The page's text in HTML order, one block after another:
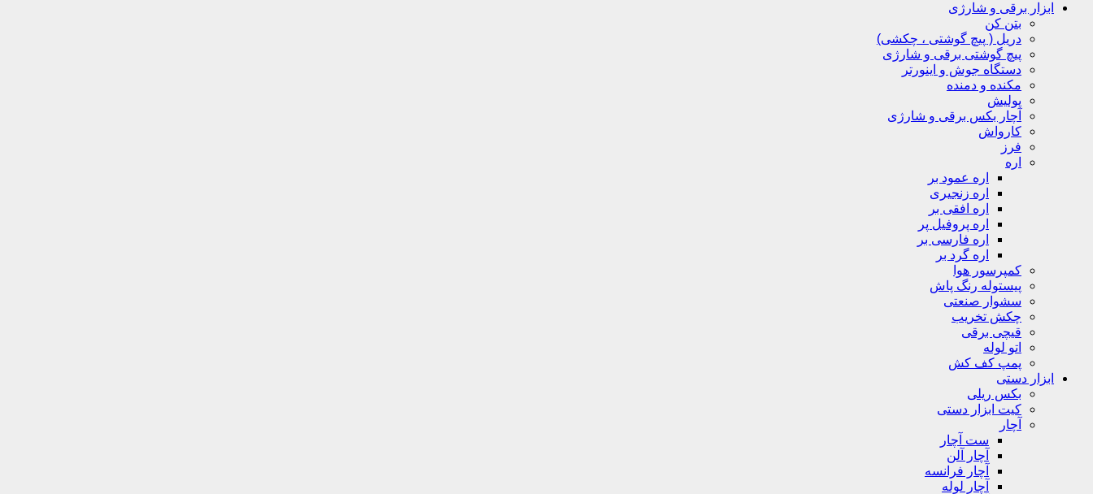
ابزار برقی و شارژی
بتن کن
دریل ( پیچ گوشتی ، چکشی)
پیچ گوشتی برقی و شارژی
دستگاه جوش و اینورتر
مکنده و دمنده
پولیش
آچار بکس برقی و شارژی
کارواش
فرز
اره
اره عمود بر
اره زنجیری
اره افقی بر
اره پروفیل پر
اره فارسی بر
اره گرد بر
کمپرسور هوا
پیستوله رنگ پاش
سشوار صنعتی
چکش تخریب
قیچی برقی
اتو لوله
پمپ کف کش
ابزار دستی
بکس ریلی
کیت ابزار دستی
آچار
ست آچار
آچار آلن
آچار فرانسه
آچار لوله